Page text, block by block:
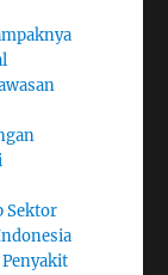
Sektor